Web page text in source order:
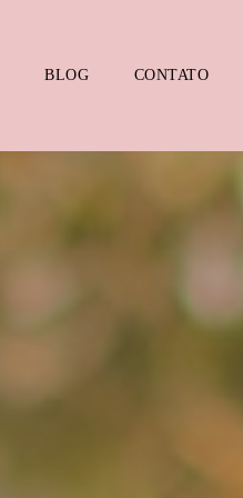
BLOG CONTATO